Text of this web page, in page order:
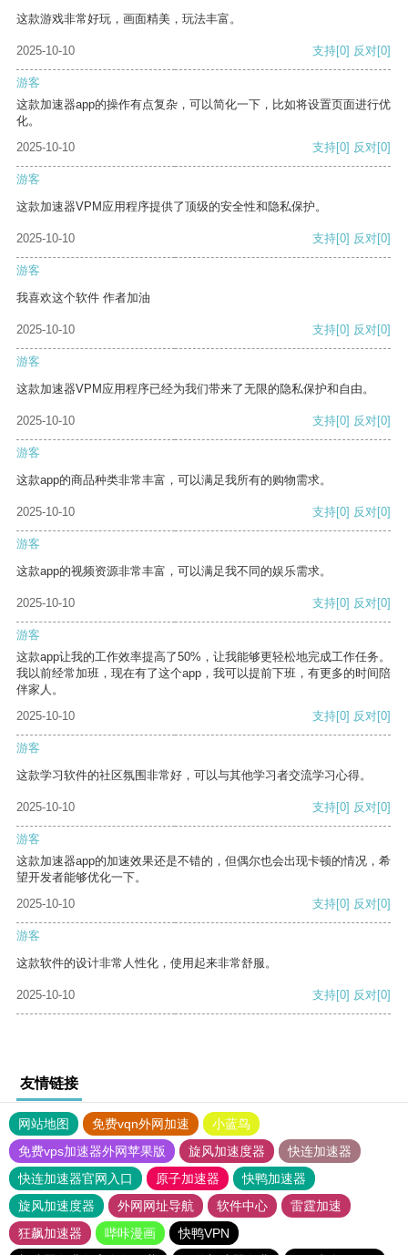
这款游戏非常好玩，画面精美，玩法丰富。
2025-10-10 支持[0] 反对[0]
游客
这款加速器app的操作有点复杂，可以简化一下，比如将设置页面进行优
化。
2025-10-10
支持[0] 反对[0]
游客
这款加速器VPM应用程序提供了顶级的安全性和隐私保护。
2025-10-10 支持[0] 反对[0]
游客
我喜欢这个软件 作者加油
2025-10-10 支持[0] 反对[0]
游客
这款加速器VPM应用程序已经为我们带来了无限的隐私保护和自由。
2025-10-10 支持[0] 反对[0]
游客
这款app的商品种类非常丰富，可以满足我所有的购物需求。
2025-10-10 支持[0] 反对[0]
游客
这款app的视频资源非常丰富，可以满足我不同的娱乐需求。
2025-10-10 支持[0] 反对[0]
游客
这款app让我的工作效率提高了50%，让我能够更轻松地完成工作任务。
我以前经常加班，现在有了这个app，我可以提前下班，有更多的时间陪
伴家人。
2025-10-10
支持[0] 反对[0]
游客
这款学习软件的社区氛围非常好，可以与其他学习者交流学习心得。
2025-10-10 支持[0] 反对[0]
游客
这款加速器app的加速效果还是不错的，但偶尔也会出现卡顿的情况，希
望开发者能够优化一下。
2025-10-10
支持[0] 反对[0]
游客
这款软件的设计非常人性化，使用起来非常舒服。
2025-10-10 支持[0] 反对[0]
友情链接
网站地图 免费vqn外网加速
小蓝鸟
免费vps加速器外网苹果版
旋风加速度器
快连加速器
快连加速器官网入口
原子加速器
快鸭加速器
旋风加速度器
外网网址导航 软件中心
雷霆加速
狂飙加速器
哔咔漫画
快鸭VPN